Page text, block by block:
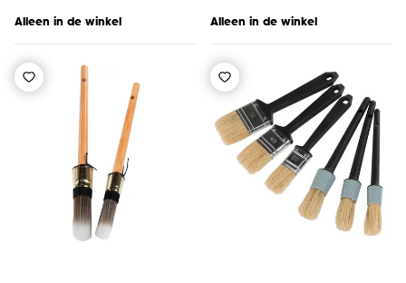
Alleen in de winkel Alleen in de winkel